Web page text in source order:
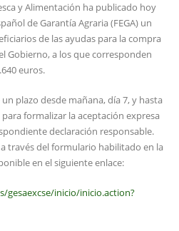
y Alimentación ha publicado hoy
de Garantía Agraria (FEGA) un
de las ayudas para la compra
Gobierno, a los que corresponden
euros.
plazo desde mañana, día 7, y hasta
formalizar la aceptación expresa
declaración responsable.
través del formulario habilitado en la
en el siguiente enlace:
gesaexcse/inicio/inicio.action?